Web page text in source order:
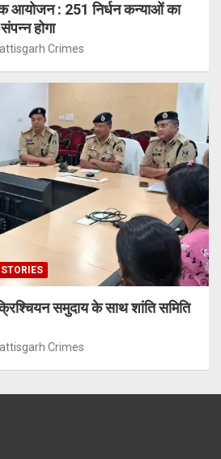
आयोजन : 251 निर्धन कन्याओं का
संपन्न होगा
Crimes
समुदाय के साथ शांति समिति
Crimes